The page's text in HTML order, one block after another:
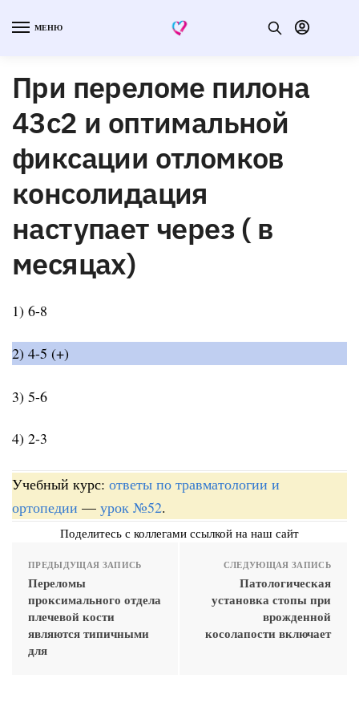
МЕНЮ
При переломе пилона
43c2 и оптимальной
фиксации отломков
консолидация
наступает через ( в
месяцах)
1) 6-8
2) 4-5 (+)
3) 5-6
4) 2-3
Учебный курс: ответы по травматологии и
ортопедии — урок №52.
Поделитесь с коллегами ссылкой на наш сайт
ПРЕДЫДУЩАЯ ЗАПИСЬ
Переломы
проксимального отдела
плечевой кости
являются типичными
для
СЛЕДУЮЩАЯ ЗАПИСЬ
Патологическая
установка стопы при
врожденной
косолапости включает